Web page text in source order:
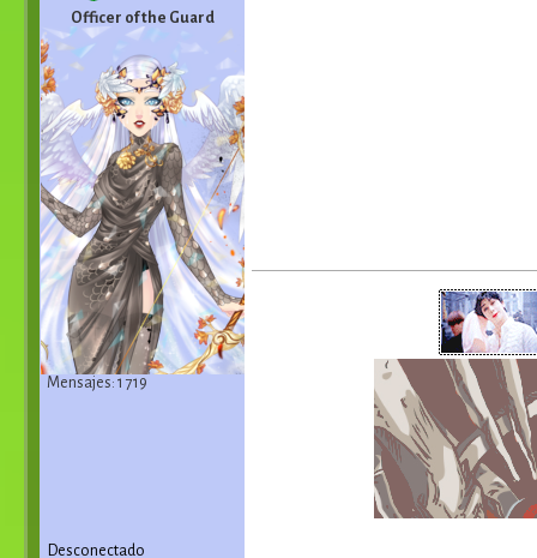
Officer of the Guard
Mensajes: 1 719
Desconectado